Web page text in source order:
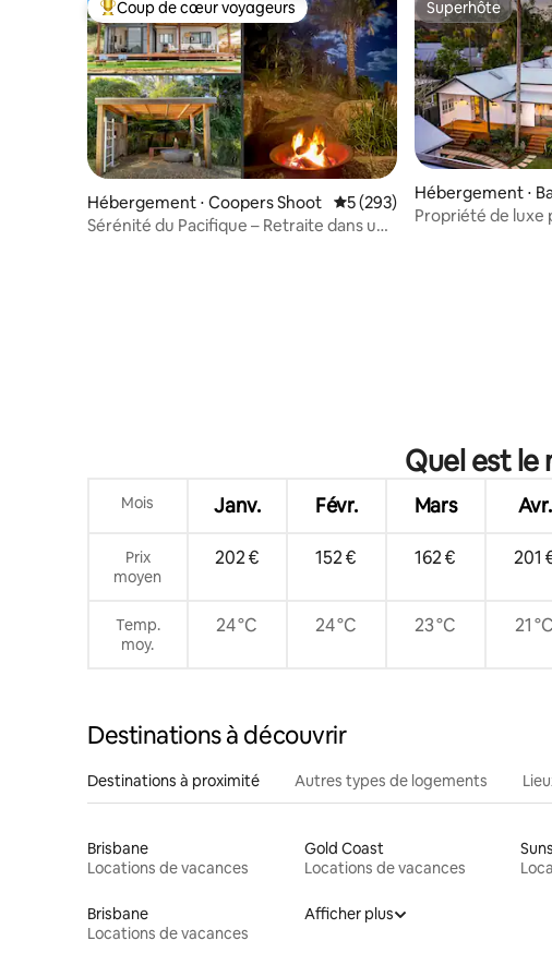
Coups de cœur voyageurs les plus appréciés
Coup de cœur voyageurs
Hébergement ⋅ Coopers Shoot Évaluation moyenne sur la
5 (293)
Sérénité du Pacifique – Retraite dans une
Superhôte
Superhôte
Hébergement ⋅
Propriété de luxe
Quel est le
Mois Janv. Févr. Mars Avr.
Prix
moyen
202 € 152 € 162 € 201
Temp.
moy.
24 °C 24 °C 23 °C 21 °C
Destinations à découvrir
Destinations à proximité Autres types de logements
Brisbane
Locations de vacances
Gold Coast
Locations de vacances
Brisbane
Locations de vacances
Afficher plus